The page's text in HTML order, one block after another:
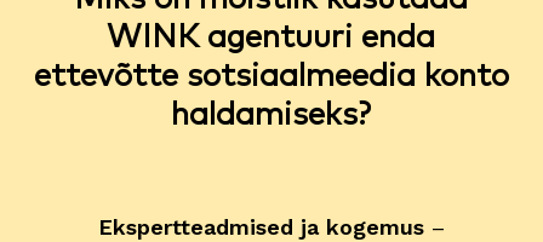
WINK agentuuri enda
ettevõtte sotsiaalmeedia konto
haldamiseks?
Ekspertteadmised ja kogemus–